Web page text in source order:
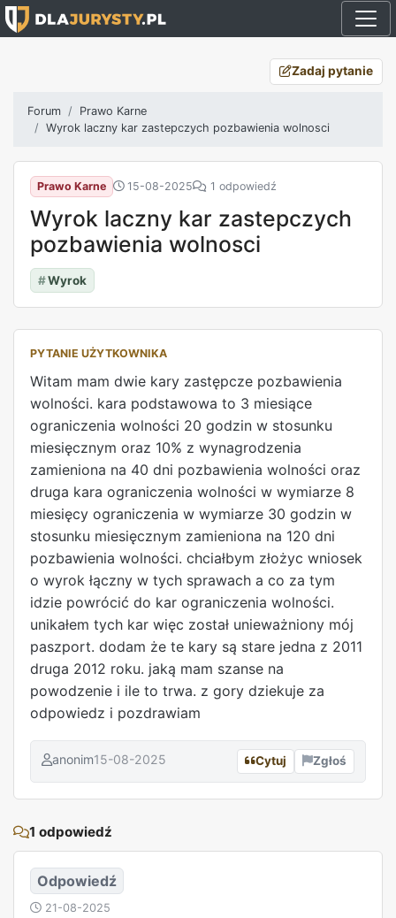
Zadaj pytanie
Forum
Prawo Karne
Wyrok laczny kar zastepczych pozbawienia wolnosci
Prawo Karne 15-08-2025 1 odpowiedź
Wyrok laczny kar zastepczych
pozbawienia wolnosci
#Wyrok
PYTANIE UŻYTKOWNIKA
Witam mam dwie kary zastępcze pozbawienia
wolności. kara podstawowa to 3 miesiące
ograniczenia wolności 20 godzin w stosunku
miesięcznym oraz 10% z wynagrodzenia
zamieniona na 40 dni pozbawienia wolności oraz
druga kara ograniczenia wolności w wymiarze 8
miesięcy ograniczenia w wymiarze 30 godzin w
stosunku miesięcznym zamieniona na 120 dni
pozbawienia wolności. chciałbym złożyc wniosek
o wyrok łączny w tych sprawach a co za tym
idzie powrócić do kar ograniczenia wolności.
unikałem tych kar więc został unieważniony mój
paszport. dodam że te kary są stare jedna z 2011
druga 2012 roku. jaką mam szanse na
powodzenie i ile to trwa. z gory dziekuje za
odpowiedz i pozdrawiam
anonim15-08-2025 Cytuj Zgłoś
1 odpowiedź
Odpowiedź
21-08-2025